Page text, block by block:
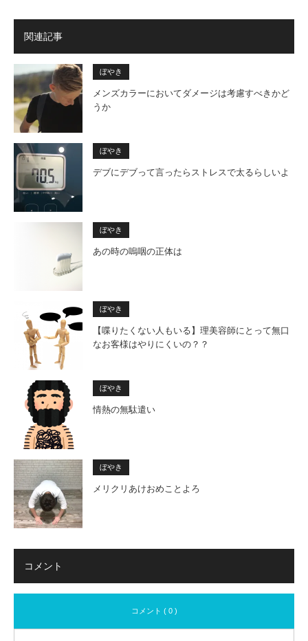
関連記事
ぼやき
メンズカラーにおいてダメージは考慮すべきかど
うか
ぼやき
デブにデブって言ったらストレスで太るらしいよ
ぼやき
あの時の嗚咽の正体は
ぼやき
【喋りたくない人もいる】理美容師にとって無口
なお客様はやりにくいの？？
ぼやき
情熱の無駄遣い
ぼやき
メリクリあけおめことよろ
コメント
コメント ( 0 )